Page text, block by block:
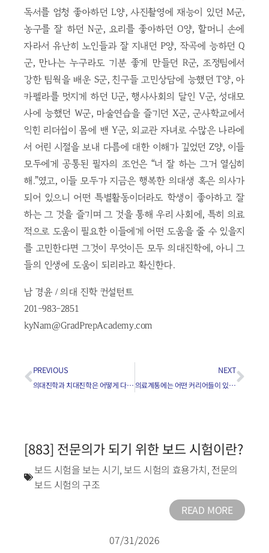
독서를 엄청 좋아하던 L양, 사진촬영에 재능이 있던 M군,
농구를 잘 하던 N군, 요리를 좋아하던 O양, 할머니 손에
자라서 유난히 노인들과 잘 지내던 P양, 작곡에 능하던 Q
군, 만나는 누구라도 기분 좋게 만들던 R군, 조정팀에서
강한 팀웍을 배운 S군, 친구들 고민상담에 능했던 T양, 아
카펠라를 멋지게 하던 U군, 행사사회의 달인 V군, 성대모
사에 능했던 W군, 마술연습을 즐기던 X군, 군사학교에서
익힌 리더쉽이 몸에 밴 Y군, 외교관 자녀로 수많은 나라에
서 어린 시절을 보내 다름에 대한 이해가 깊었던 Z양, 이들
모두에게 공통된 필자의 조언은 “너 잘 하는 그거 열심히
해.”였고, 이들 모두가 지금은 행복한 의대생 혹은 의사가
되어 있으니 어떤 특별활동이더라도 학생이 좋아하고 잘
하는 그 것을 즐기며 그 것을 통해 우리 사회에, 특히 의료
적으로 도움이 필요한 이들에게 어떤 도움을 줄 수 있을지
를 고민한다면 그것이 무엇이든 모두 의대진학에, 아니 그
들의 인생에 도움이 되리라고 확신한다.
남 경윤 / 의대 진학 컨설턴트
201-983-2851
kyNam@GradPrepAcademy.com
PREVIOUS
의대진학과 치대진학은 어떻게 다른가요?
NEXT
의료계통에는 어떤 커리어들이 있나요?(2)
[883] 전문의가 되기 위한 보드 시험이란?
보드 시험을 보는 시기, 보드 시험의 효용가치, 전문의
보드 시험의 구조
READ MORE
07/31/2026